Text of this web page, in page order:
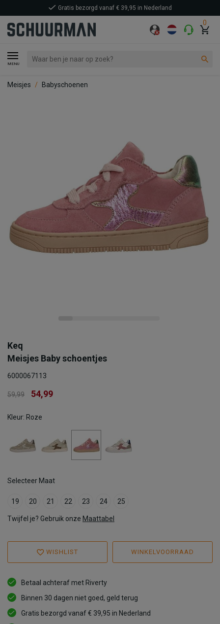
0
MENU
Gratis bezorgd vanaf € 39,95 in Nederland
Meisjes Babyschoenen
Keq
Meisjes Baby schoentjes
6000067113
59,99 54,99
Kleur: Roze
Selecteer Maat
19 20 21 22 23 24 25
Twijfel je? Gebruik onze Maattabel
WISHLIST WINKELVOORRAAD
Betaal achteraf met Riverty
Binnen 30 dagen niet goed, geld terug
Gratis bezorgd vanaf € 39,95 in Nederland